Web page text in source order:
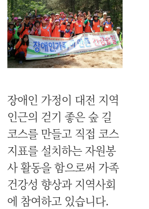
장애인 가정이 대전 지역
인근의 걷기 좋은 숲 길
코스를 만들고 직접 코스
지표를 설치하는 자원봉
사 활동을 함으로써 가족
건강성 향상과 지역사회
에 참여하고 있습니다.